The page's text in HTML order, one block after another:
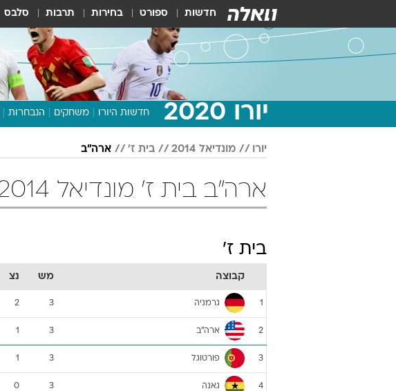
חדשות ספורט בחירות תרבות סלבס
יורו 2020 חדשות היורו משחקים הנבחרות
יורו מונדיאל 2014 בית ז' ארה"ב
ארה"ב בית ז' מונדיאל 2014 כדורגל
בית ז'
קבוצה מש נצ
1 גרמניה 3
2
2 ארה"ב 3
1
3 פורטוגל 3
1
4 גאנה 3
0